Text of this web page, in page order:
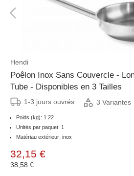
Hendi
Poêlon Inox Sans Couvercle -
Tube - Disponibles en 3 Tailles
1-3 jours ouvrés 3 Variantes
Poids (kg): 1.22
Unités par paquet: 1
Matériau extérieur: inox
32,15 €
38,58 €